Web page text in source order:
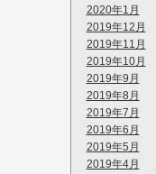
2020年1月
2019年12月
2019年11月
2019年10月
2019年9月
2019年8月
2019年7月
2019年6月
2019年5月
2019年4月